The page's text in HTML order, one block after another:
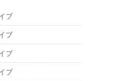
ブ
ブ
ブ
ブ